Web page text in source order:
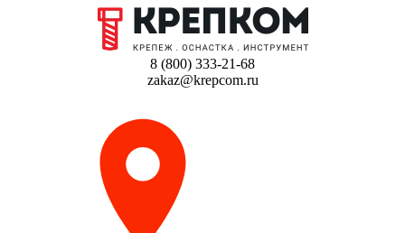
8 (800) 333-21-68
zakaz@krepcom.ru